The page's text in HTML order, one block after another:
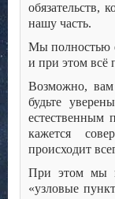
обязательств,
нашу часть.
Мы полностью
и при этом всё
Возможно,
будьте
естественным
кажется
происходит
При этом мы
«узловые